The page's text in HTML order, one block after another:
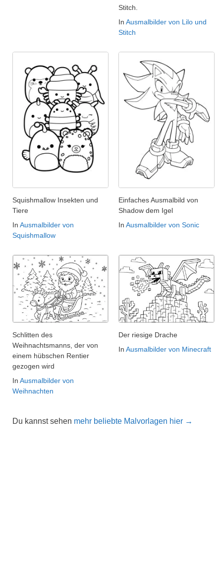
Stitch.
In Ausmalbilder von Lilo und
Stitch
Squishmallow Insekten und
Tiere
In Ausmalbilder von
Squishmallow
Einfaches Ausmalbild von
Shadow dem Igel
In Ausmalbilder von Sonic
Schlitten des
Weihnachtsmanns, der von
einem hübschen Rentier
gezogen wird
In Ausmalbilder von
Weihnachten
Der riesige Drache
In Ausmalbilder von Minecraft
Du kannst sehen mehr beliebte Malvorlagen hier →